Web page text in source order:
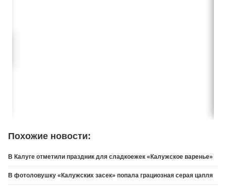
Похожие новости:
В Калуге отметили праздник для сладкоежек «Калужское варенье»
В фотоловушку «Калужских засек» попала грациозная серая цапля